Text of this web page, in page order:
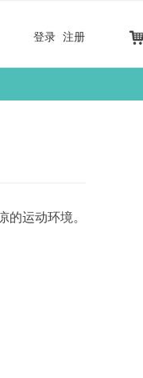
登录 注册
运动环境。